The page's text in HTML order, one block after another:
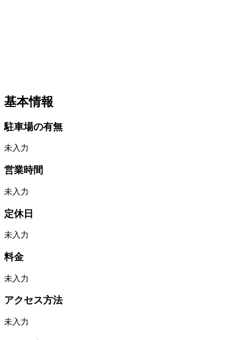
基本情報
駐車場の有無
未入力
営業時間
未入力
定休日
未入力
料金
未入力
アクセス方法
未入力